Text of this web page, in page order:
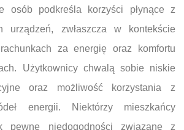
osób podkreśla korzyści płynące z
urządzeń, zwłaszcza w kontekście
za energię oraz komfortu
Użytkownicy chwalą sobie niskie
oraz możliwość korzystania z
energii. Niektórzy mieszkańcy
pewne niedogodności związane z